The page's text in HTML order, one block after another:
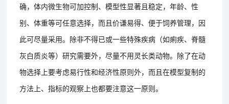
确，体内微生物可加控制、模型性显著且稳定，年龄、性
别、体重等可任意选择，而且价谦易得、便于饲养管理，因
此可尽量采用。除非不得已或一些特殊疾病（如痢疾、脊髓
灰白质炎等）研究需要外，尽量不用灵长类动物。除了在动
物选择上要考虑易行性和经济性原则外，而且在模型复制的
方法上、指标的观察上也都要注意这一原则。